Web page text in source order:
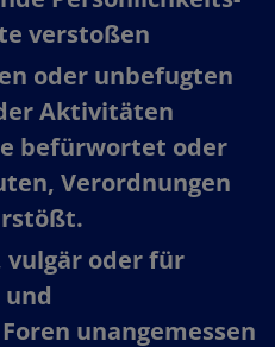
verstoßen​
oder unbefugten
Aktivitäten
befürwortet oder
Verordnungen
vulgär oder für
unangemessen